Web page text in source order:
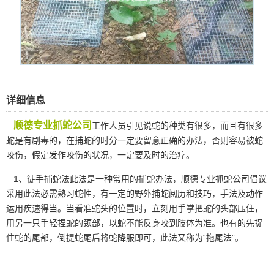
详细信息
顺德专业抓蛇公司 工作人员引见说蛇的种类有很多，而且有很多
蛇是有剧毒的，在捕蛇的时分一定要留意正确的办法，否则容易被蛇
咬伤，假定发作咬伤的状况，一定要及时的治疗。
1、徒手捕蛇法此法是一种常用的捕蛇办法，顺德专业抓蛇公司倡议
采用此法必需熟习蛇性，有一定的野外捕蛇阅历和技巧，手法及动作
运用疾速得当。当看准蛇头的位置时，立刻用手掌把蛇的头部压住，
用另一只手轻捏蛇的颈部，以蛇不能反身咬到肢体为准。也有的先捉
住蛇的尾部，倒提蛇尾后将蛇降服即可，此法又称为“拖尾法”。